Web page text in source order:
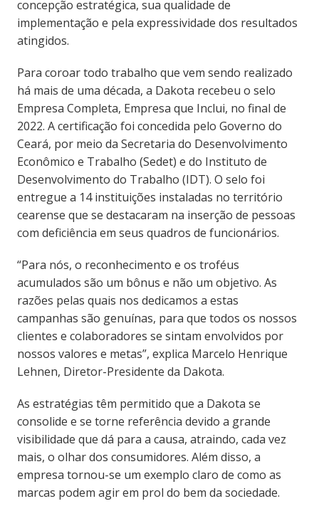
concepção estratégica, sua qualidade de
implementação e pela expressividade dos resultados
atingidos.
Para coroar todo trabalho que vem sendo realizado
há mais de uma década, a Dakota recebeu o selo
Empresa Completa, Empresa que Inclui, no final de
2022. A certificação foi concedida pelo Governo do
Ceará, por meio da Secretaria do Desenvolvimento
Econômico e Trabalho (Sedet) e do Instituto de
Desenvolvimento do Trabalho (IDT). O selo foi
entregue a 14 instituições instaladas no território
cearense que se destacaram na inserção de pessoas
com deficiência em seus quadros de funcionários.
“Para nós, o reconhecimento e os troféus
acumulados são um bônus e não um objetivo. As
razões pelas quais nos dedicamos a estas
campanhas são genuínas, para que todos os nossos
clientes e colaboradores se sintam envolvidos por
nossos valores e metas”, explica Marcelo Henrique
Lehnen, Diretor-Presidente da Dakota.
As estratégias têm permitido que a Dakota se
consolide e se torne referência devido a grande
visibilidade que dá para a causa, atraindo, cada vez
mais, o olhar dos consumidores. Além disso, a
empresa tornou-se um exemplo claro de como as
marcas podem agir em prol do bem da sociedade.